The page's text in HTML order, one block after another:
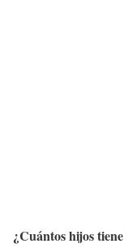
¿Cuántos hijos